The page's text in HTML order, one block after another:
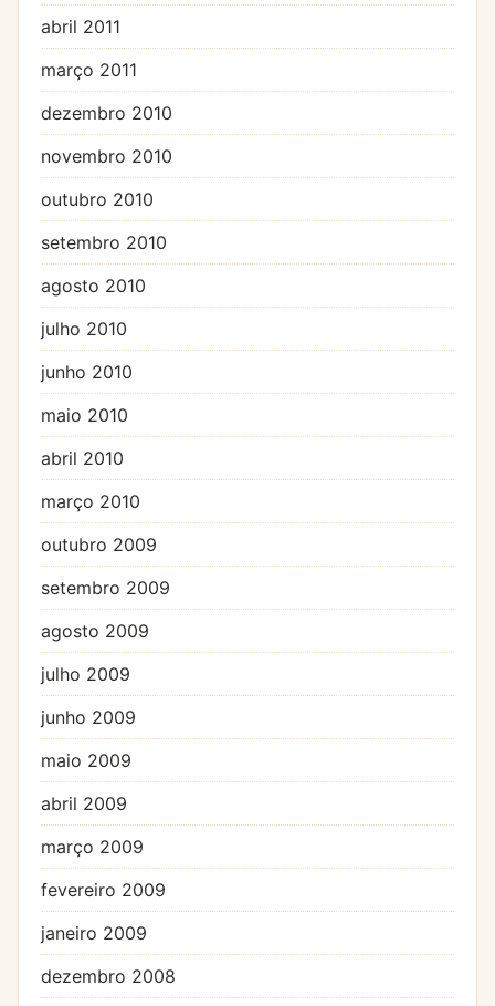
abril 2011
março 2011
dezembro 2010
novembro 2010
outubro 2010
setembro 2010
agosto 2010
julho 2010
junho 2010
maio 2010
abril 2010
março 2010
outubro 2009
setembro 2009
agosto 2009
julho 2009
junho 2009
maio 2009
abril 2009
março 2009
fevereiro 2009
janeiro 2009
dezembro 2008